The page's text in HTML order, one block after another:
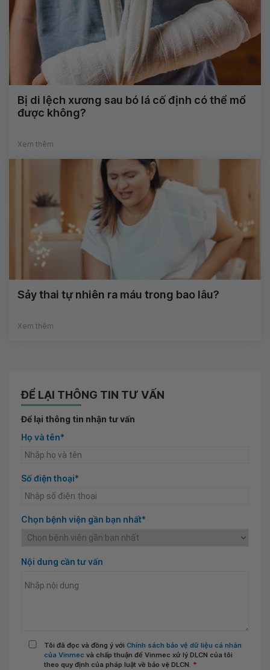
Bị di lệch xương sau bó lá cố định có thể mổ
được không?
Xem thêm
Sảy thai tự nhiên ra máu trong bao lâu?
Xem thêm
ĐỂ LẠI THÔNG TIN TƯ VẤN
Để lại thông tin nhận tư vấn
Họ và tên*
Số điện thoại*
Chọn bệnh viện gần bạn nhất*
Nội dung cần tư vấn
Tôi đã đọc và đồng ý với Chính sách bảo vệ dữ liệu cá nhân
của Vinmec và chấp thuận để Vinmec xử lý DLCN của tôi
theo quy định của pháp luật về bảo vệ DLCN. *